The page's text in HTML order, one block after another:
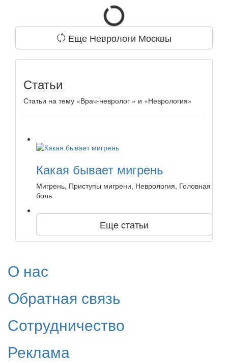
Еще Неврологи Москвы
Статьи
Статьи на тему «Врач-невролог » и «Неврология»
Какая бывает мигрень
Мигрень, Приступы мигрени, Неврология, Головная
боль
Еще статьи
О нас
Обратная связь
Сотрудничество
Реклама